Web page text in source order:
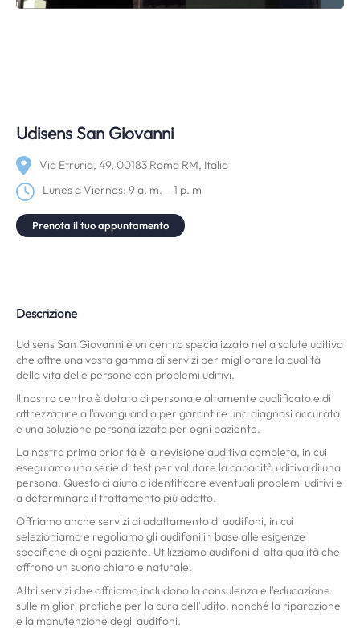
Udisens San Giovanni
Via Etruria, 49, 00183 Roma RM, Italia
Lunes a Viernes: 9 a. m. – 1 p. m
Prenota il tuo appuntamento
Descrizione
Udisens San Giovanni è un centro specializzato nella salute uditiva
che offre una vasta gamma di servizi per migliorare la qualità
della vita delle persone con problemi uditivi.
Il nostro centro è dotato di personale altamente qualificato e di
attrezzature all'avanguardia per garantire una diagnosi accurata
e una soluzione personalizzata per ogni paziente.
La nostra prima priorità è la revisione auditiva completa, in cui
eseguiamo una serie di test per valutare la capacità uditiva di una
persona. Questo ci aiuta a identificare eventuali problemi uditivi e
a determinare il trattamento più adatto.
Offriamo anche servizi di adattamento di audifoni, in cui
selezioniamo e regoliamo gli audifoni in base alle esigenze
specifiche di ogni paziente. Utilizziamo audifoni di alta qualità che
offrono un suono chiaro e naturale.
Altri servizi che offriamo includono la consulenza e l'educazione
sulle migliori pratiche per la cura dell'udito, nonché la riparazione
e la manutenzione degli audifoni.